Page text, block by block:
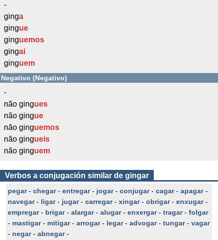
-
ginga
gingue
ginguemos
gingai
ginguem
Negativo (Negativo)
-
não gingues
não gingue
não ginguemos
não gingueis
não ginguem
Verbos a conjugación similar de gingar
pegar- chegar- entregar- jogar- conjugar- cagar- apagar-
navegar- ligar- jugar- carregar- xingar- obrigar- enxugar-
empregar- brigar- alargar- alugar- enxergar- tragar- folgar
- mastigar- mitigar- arrogar- legar- advogar- tungar- vagar
- negar- abnegar-